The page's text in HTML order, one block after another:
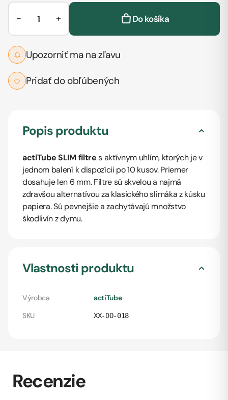
− + Do košíka
Upozorniť ma na zľavu
Pridať do obľúbených
Popis produktu
actiTubeSLIM filtres aktívnym uhlím, ktorých je v
jednom balení k dispozícii po 10 kusov. Priemer
dosahuje len 6 mm. Filtre sú skvelou a najmä
zdravšou alternatívou za klasického slimáka z kúsku
papiera. Sú pevnejšie a zachytávajú množstvo
škodlivín z dymu.
Vlastnosti produktu
Výrobca
actiTube
SKU
XX-DO-018
Recenzie